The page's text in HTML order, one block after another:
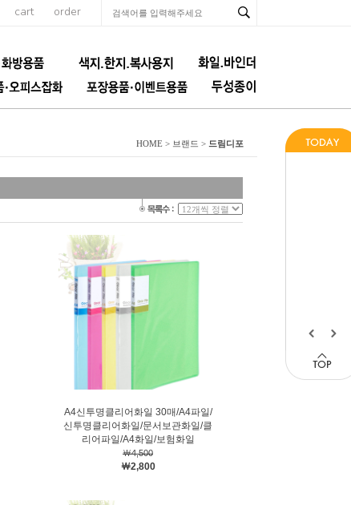
cart order
HOME > 브랜드 > 드림디포
A4신투명클리어화일 30매/A4파일/
신투명클리어화일/문서보관화일/클
리어파일/A4화일/보험화일
￦4,500
￦2,800